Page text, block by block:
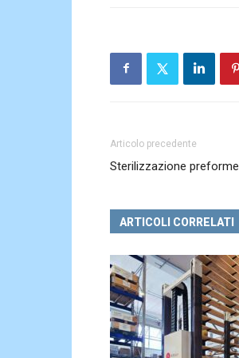
Articolo precedente
Sterilizzazione preforme
ARTICOLI CORRELATI